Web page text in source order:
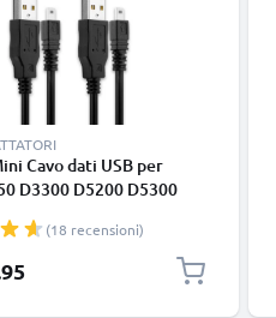
Cavo dati USB per
D3300 D5200 D5300
(18 recensioni)